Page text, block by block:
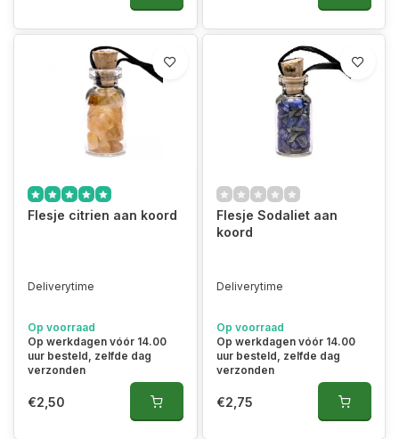
Flesje citrien aan koord
Deliverytime
Op voorraad
Op werkdagen vóór 14.00
uur besteld, zelfde dag
verzonden
€2,50
Flesje Sodaliet aan
koord
Deliverytime
Op voorraad
Op werkdagen vóór 14.00
uur besteld, zelfde dag
verzonden
€2,75